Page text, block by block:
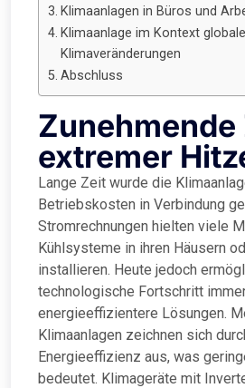
Klimaanlagen in Büros und
Klimaanlage im Kontext
Klimaveränderungen
Abschluss
Zunehmende
extremer
Lange Zeit wurde die
Betriebskosten in Verbindung
Stromrechnungen hielten viele
Kühlsysteme in ihren Häusern
installieren. Heute jedoch
technologische Fortschritt
energieeffizientere Lösungen.
Klimaanlagen zeichnen sich
Energieeffizienz aus, was
bedeutet. Klimageräte mit